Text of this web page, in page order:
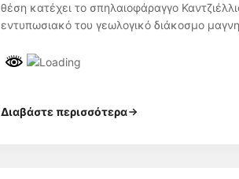
θέση κατέχει το σπηλαιοφάραγγο
εντυπωσιακό του γεωλογικό διάκοσμο
Διαβάστε περισσότερα